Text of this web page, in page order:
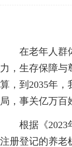
在老年人群体
力，生存保障与
算，到2035年
局，事关亿万百
根据《2023年
注册登记的养老